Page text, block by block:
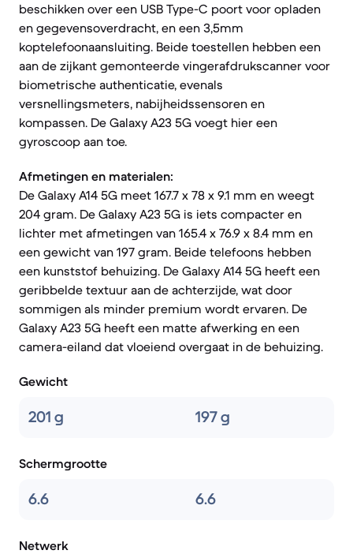
beschikken over een USB Type-C poort voor opladen
en gegevensoverdracht, en een 3,5mm
koptelefoonaansluiting. Beide toestellen hebben een
aan de zijkant gemonteerde vingerafdrukscanner voor
biometrische authenticatie, evenals
versnellingsmeters, nabijheidssensoren en
kompassen. De Galaxy A23 5G voegt hier een
gyroscoop aan toe.
Afmetingen en materialen:
De Galaxy A14 5G meet 167.7 x 78 x 9.1 mm en weegt
204 gram. De Galaxy A23 5G is iets compacter en
lichter met afmetingen van 165.4 x 76.9 x 8.4 mm en
een gewicht van 197 gram. Beide telefoons hebben
een kunststof behuizing. De Galaxy A14 5G heeft een
geribbelde textuur aan de achterzijde, wat door
sommigen als minder premium wordt ervaren. De
Galaxy A23 5G heeft een matte afwerking en een
camera-eiland dat vloeiend overgaat in de behuizing.
Gewicht
201 g 197 g
Schermgrootte
6.6 6.6
Netwerk